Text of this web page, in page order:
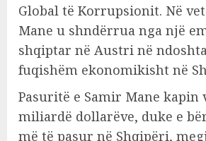
Global të Korrupsionit. Në
Mane u shndërrua nga një
shqiptar në Austri në
fuqishëm ekonomikisht në
Pasuritë e Samir Mane kapin
miliardë dollarëve, duke e
më të pasur në Shqipëri,